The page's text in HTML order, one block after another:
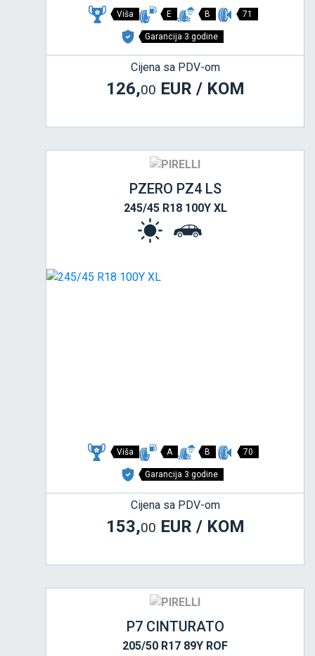
Viša E B 71
Garancija 3 godine
Cijena sa PDV-om
126,00 EUR / KOM
PZERO PZ4 LS
245/45 R18 100Y XL
Viša A B 70
Garancija 3 godine
Cijena sa PDV-om
153,00 EUR / KOM
P7 CINTURATO
205/50 R17 89Y ROF